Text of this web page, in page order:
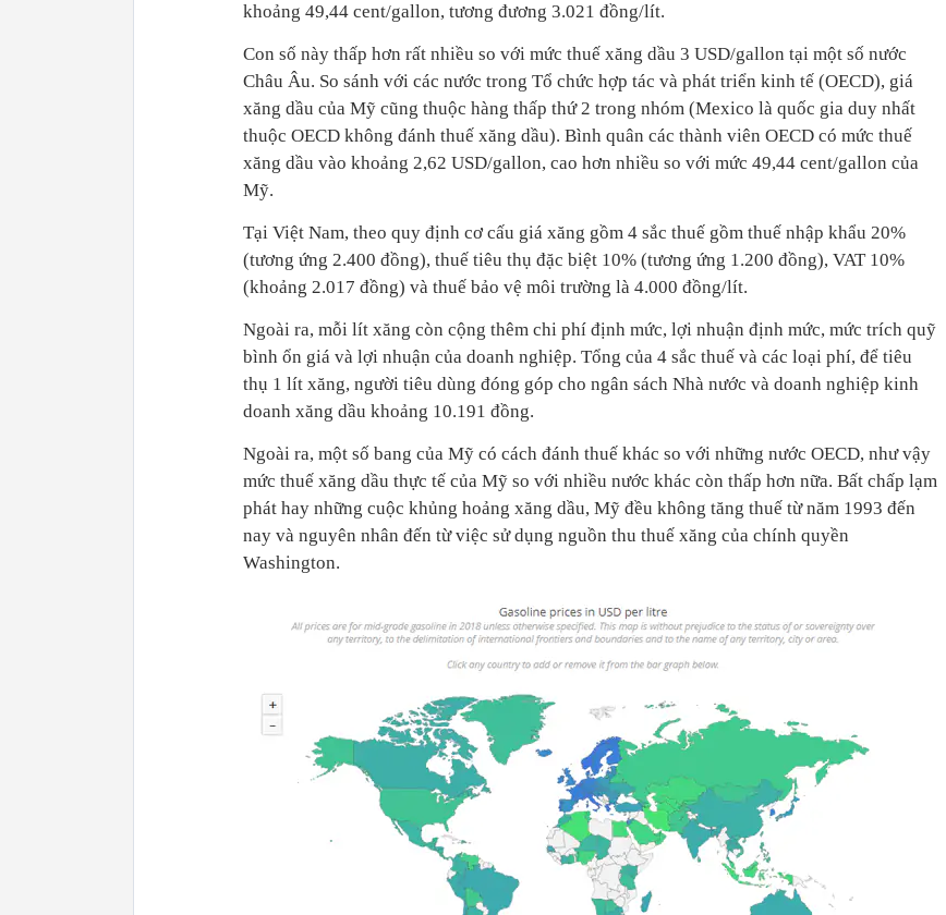
khoảng 49,44 cent/gallon, tương đương 3.021 đồng/lít.
Con số này thấp hơn rất nhiều so với mức thuế xăng dầu 3 USD/gallon tại một số nước
Châu Âu. So sánh với các nước trong Tổ chức hợp tác và phát triển kinh tế (OECD), giá
xăng dầu của Mỹ cũng thuộc hàng thấp thứ 2 trong nhóm (Mexico là quốc gia duy nhất
thuộc OECD không đánh thuế xăng dầu). Bình quân các thành viên OECD có mức thuế
xăng dầu vào khoảng 2,62 USD/gallon, cao hơn nhiều so với mức 49,44 cent/gallon của
Mỹ.
Tại Việt Nam, theo quy định cơ cấu giá xăng gồm 4 sắc thuế gồm thuế nhập khẩu 20%
(tương ứng 2.400 đồng), thuế tiêu thụ đặc biệt 10% (tương ứng 1.200 đồng), VAT 10%
(khoảng 2.017 đồng) và thuế bảo vệ môi trường là 4.000 đồng/lít.
Ngoài ra, mỗi lít xăng còn cộng thêm chi phí định mức, lợi nhuận định mức, mức trích quỹ
bình ổn giá và lợi nhuận của doanh nghiệp. Tổng của 4 sắc thuế và các loại phí, để tiêu
thụ 1 lít xăng, người tiêu dùng đóng góp cho ngân sách Nhà nước và doanh nghiệp kinh
doanh xăng dầu khoảng 10.191 đồng.
Ngoài ra, một số bang của Mỹ có cách đánh thuế khác so với những nước OECD, như vậy
mức thuế xăng dầu thực tế của Mỹ so với nhiều nước khác còn thấp hơn nữa. Bất chấp lạm
phát hay những cuộc khủng hoảng xăng dầu, Mỹ đều không tăng thuế từ năm 1993 đến
nay và nguyên nhân đến từ việc sử dụng nguồn thu thuế xăng của chính quyền
Washington.